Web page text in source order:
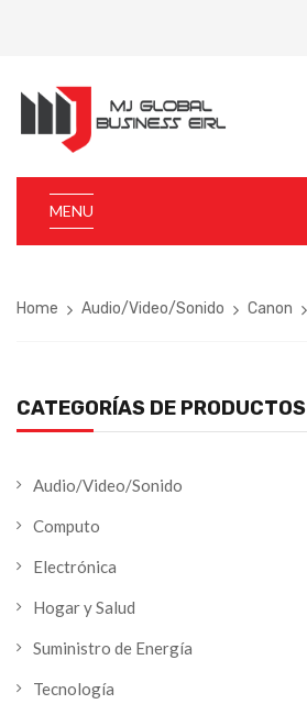
MENU
Home Audio/Video/Sonido Canon
CATEGORÍAS DE PRODUCTOS
Audio/Video/Sonido
Computo
Electrónica
Hogar y Salud
Suministro de Energía
Tecnología